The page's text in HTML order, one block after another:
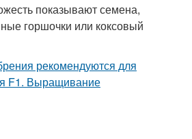
показывают семена,
горшочки или коксовый